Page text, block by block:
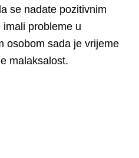
se nadate pozitivnim
probleme u
osobom sada je vrijeme
malaksalost.